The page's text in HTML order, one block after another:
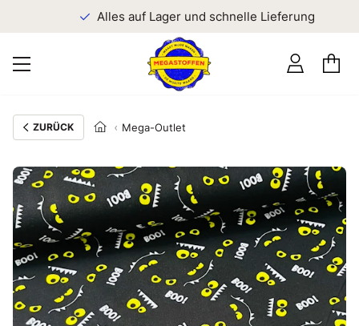
Alles auf Lager und schnelle Lieferung
ZURÜCK Mega-Outlet